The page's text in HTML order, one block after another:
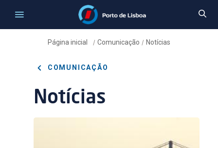
Página inicial / Comunicação / Notícias
COMUNICAÇÃO
Notícias